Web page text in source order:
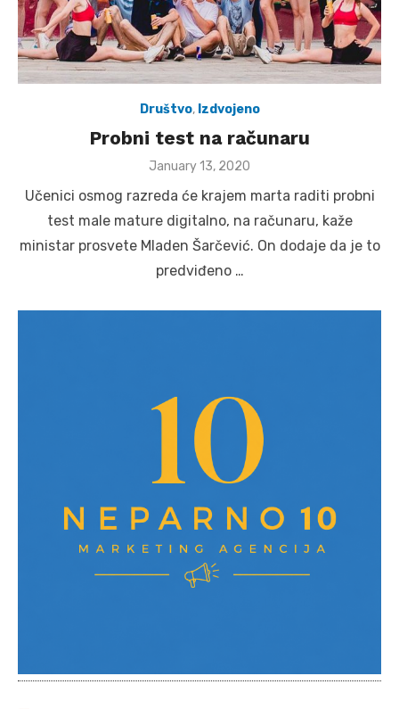
Društvo, Izdvojeno
Probni test na računaru
Posted
January 13, 2020
Učenici osmog razreda će krajem marta raditi probni
test male mature digitalno, na računaru, kaže
ministar prosvete Mladen Šarčević. On dodaje da je to
predviđeno …